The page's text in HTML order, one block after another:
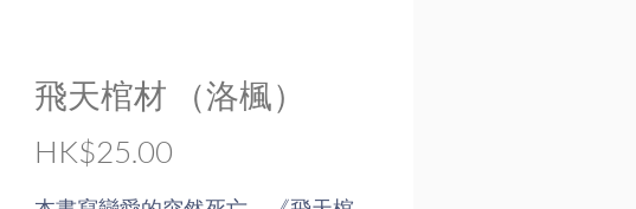
飛天棺材 （洛楓）
HK$25.00